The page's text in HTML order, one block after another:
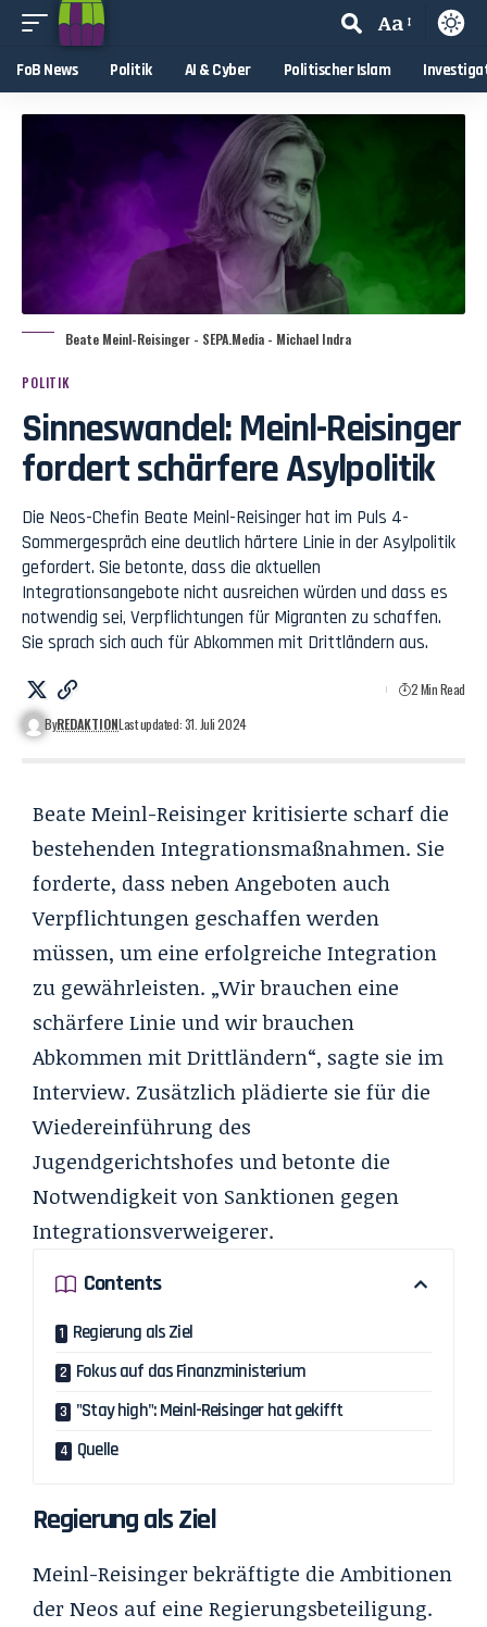
Aa
FoB News Politik AI & Cyber Politischer Islam
Beate Meinl-Reisinger - SEPA.Media - Michael Indra
POLITIK
Sinneswandel: Meinl-Reisinger
fordert schärfere Asylpolitik
Die Neos-Chefin Beate Meinl-Reisinger hat im Puls 4-
Sommergespräch eine deutlich härtere Linie in der Asylpolitik
gefordert. Sie betonte, dass die aktuellen
Integrationsangebote nicht ausreichen würden und dass es
notwendig sei, Verpflichtungen für Migranten zu schaffen.
Sie sprach sich auch für Abkommen mit Drittländern aus.
ByREDAKTIONLast updated: 31. Juli 2024
2 Min Read
Beate Meinl-Reisinger kritisierte scharf die
bestehenden Integrationsmaßnahmen. Sie
forderte, dass neben Angeboten auch
Verpflichtungen geschaffen werden
müssen, um eine erfolgreiche Integration
zu gewährleisten. „Wir brauchen eine
schärfere Linie und wir brauchen
Abkommen mit Drittländern“, sagte sie im
Interview. Zusätzlich plädierte sie für die
Wiedereinführung des
Jugendgerichtshofes und betonte die
Notwendigkeit von Sanktionen gegen
Integrationsverweigerer.
Contents
Regierung als Ziel
Fokus auf das Finanzministerium
"Stay high": Meinl-Reisinger hat gekifft
Quelle
Regierung als Ziel
Meinl-Reisinger bekräftigte die Ambitionen
der Neos auf eine Regierungsbeteiligung.